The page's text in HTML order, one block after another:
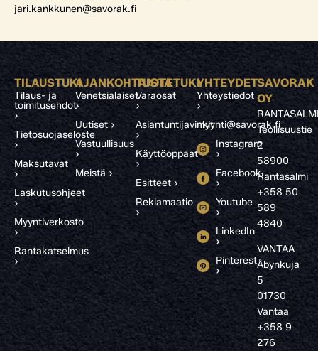
jari.kankkunen@savorak.fi
TILAUSTUKI
Tilaus- ja
toimitusehdot
›
Tietosuojaseloste
›
Maksutavat
›
Laskutusohjeet
›
Myyntiverkosto
›
Rantakatselmus
›
AJANKOHTAISTA
Venetsialaiset
›
Uutiset ›
Vastuullisuus
›
Meistä ›
TUOTETUKI
Varaosat
›
Asiantuntijavinkit
›
Käyttöoppaat
›
Esitteet ›
Reklamaatio
›
YHTEYDET
Yhteystiedot
›
myynti@savorak.fi
Instagram
›
Facebook
›
Youtube
›
LinkedIn
›
Pinterest
›
SAVORAK
OY
Teollisuustie
2
58900
Rantasalmi
+358 50
589
4840
VANTAA
Åbynkuja
5
01730
Vantaa
+358 9
276